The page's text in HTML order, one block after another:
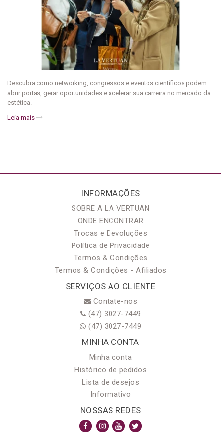
Descubra como networking, congressos e eventos científicos podem
abrir portas, gerar oportunidades e acelerar sua carreira no mercado da
estética.
Leia mais
INFORMAÇÕES
SOBRE A LA VERTUAN
ONDE ENCONTRAR
Trocas e Devoluções
Política de Privacidade
Termos & Condições
Termos & Condições - Afiliados
SERVIÇOS AO CLIENTE
Contate-nos
(47) 3027-7449
(47) 3027-7449
MINHA CONTA
Minha conta
Histórico de pedidos
Lista de desejos
Informativo
NOSSAS REDES